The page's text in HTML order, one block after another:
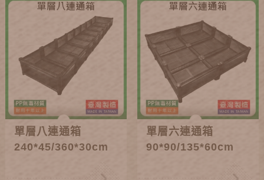
單層八連通箱
240*45/360*30cm
單層六連通箱
90*90/135*60cm